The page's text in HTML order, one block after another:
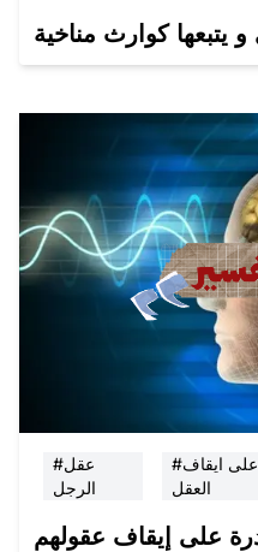
و يتبعها كوارث مناخية
#عقل
الرجل
#قدرة الرجال على ايقاف
العقل
على إيقاف عقولهم